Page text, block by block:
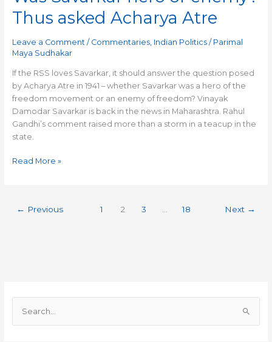
Thus asked Acharya Atre
Leave a Comment / Commentaries, Indian Politics/ Parimal
Maya Sudhakar
If the RSS loves Savarkar, it should answer the question posed
by Acharya Atre in 1941 – whether Savarkar was a hero of the
freedom movement or an enemy of freedom? Vinayak
Damodar Savarkar is back in the news in Maharashtra. Rahul
Gandhi’s comment raised more than a storm in a teacup in the
state.
Savarkar
hero
enemy?
Thus
asked
Acharya
Atre
Read More »
← Previous 1 2 3 18 Next →